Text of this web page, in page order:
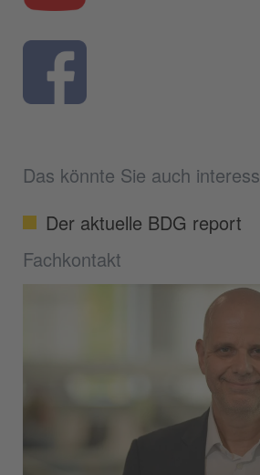
Das könnte Sie auch
Der aktuelle BDG report
Fachkontakt